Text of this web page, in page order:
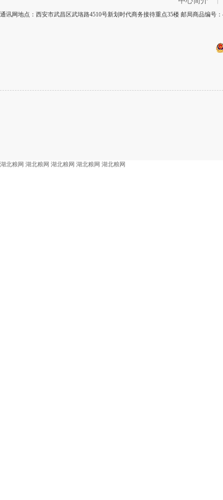
通讯网地点：西安市武昌区武珞路4510号新划时代商务接待重点35楼 邮局商品编号
湖北粮网 湖北粮网 湖北粮网 湖北粮网 湖北粮网